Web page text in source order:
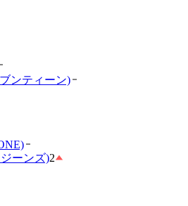
ンティーン)
ジーンズ)2